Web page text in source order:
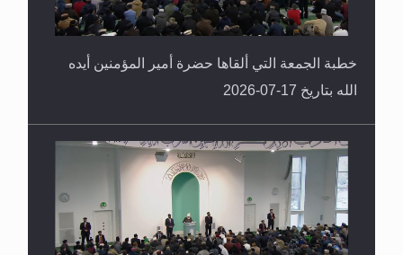
خطبة الجمعة التي ألقاها حضرة أمير المؤمنين أيده
الله بتاريخ 17-07-2026